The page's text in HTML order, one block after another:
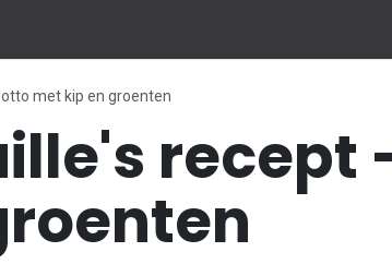
met kip en groenten
recept